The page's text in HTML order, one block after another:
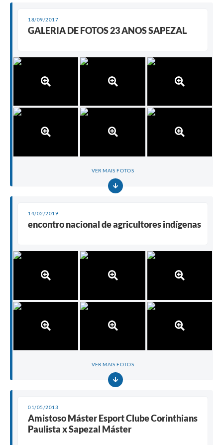
18/09/2017
GALERIA DE FOTOS 23 ANOS SAPEZAL
VER MAIS FOTOS
14/02/2019
encontro nacional de agricultores indígenas
VER MAIS FOTOS
01/05/2013
Amistoso Máster Esport Clube Corinthians
Paulista x Sapezal Máster